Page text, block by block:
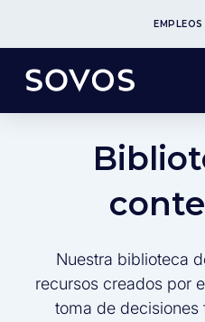
EMPLEOS
Nuestra biblioteca
recursos creados por
toma de